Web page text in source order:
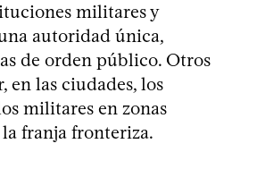
militares y
autoridad única,
de orden público. Otros
en las ciudades, los
militares en zonas
franja fronteriza.